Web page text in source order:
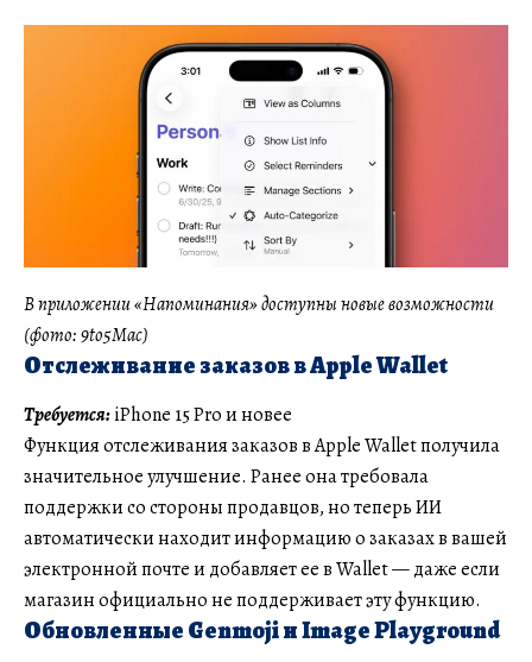
В приложении «Напоминания» доступны новые возможности
(фото: 9to5Mac)
Отслеживание заказов в Apple Wallet
Требуется:iPhone 15 Pro и новее
Функция отслеживания заказов в Apple Wallet получила
значительное улучшение. Ранее она требовала
поддержки со стороны продавцов, но теперь ИИ
автоматически находит информацию о заказах в вашей
электронной почте и добавляет ее в Wallet — даже если
магазин официально не поддерживает эту функцию.
Обновленные Genmoji и Image Playground